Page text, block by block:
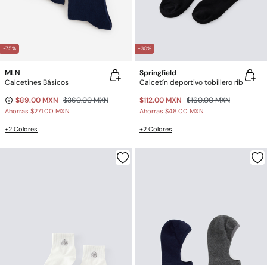
-75%
MLN
Calcetines Básicos
$89.00 MXN $360.00 MXN
Ahorras $271.00 MXN
+2 Colores
-30%
Springfield
Calcetín deportivo tobillero rib
$112.00 MXN $160.00 MXN
Ahorras $48.00 MXN
+2 Colores